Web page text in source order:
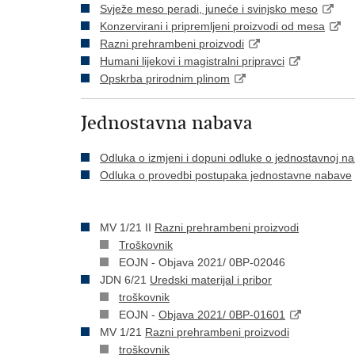
Svježe meso peradi, juneće i svinjsko meso
Konzervirani i pripremljeni proizvodi od mesa
Razni prehrambeni proizvodi
Humani lijekovi i magistralni pripravci
Opskrba prirodnim plinom
Jednostavna nabava
Odluka o izmjeni i dopuni odluke o jednostavnoj
Odluka o provedbi postupaka jednostavne nabave
MV 1/21 II Razni prehrambeni proizvodi
Troškovnik
EOJN - Objava 2021/ 0BP-02046
JDN 6/21 Uredski materijal i pribor
troškovnik
EOJN - Objava 2021/ 0BP-01601
MV 1/21 Razni prehrambeni proizvodi
troškovnik